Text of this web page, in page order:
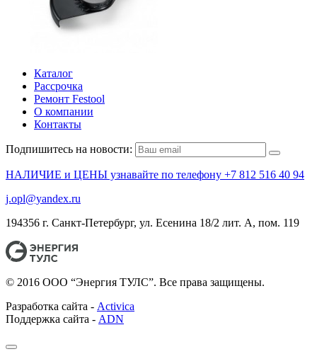
Каталог
Рассрочка
Ремонт Festool
О компании
Контакты
Подпишитесь на новости:
НАЛИЧИЕ и ЦЕНЫ узнавайте по телефону +7 812 516 40 94
j.opl@yandex.ru
194356 г. Санкт-Петербург, ул. Есенина 18/2 лит. А, пом. 119
© 2016 ООО “Энергия ТУЛС”. Все права защищены.
Разработка сайта - Activica
Поддержка сайта - ADN